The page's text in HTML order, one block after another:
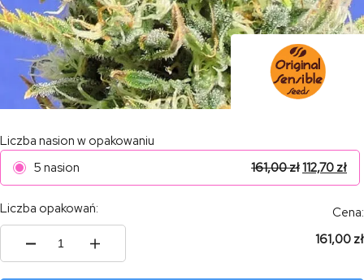
Liczba nasion w opakowaniu
5 nasion
161,00zł112,70 zł
Liczba opakowań:
ilość
Cena:
161,00 zł